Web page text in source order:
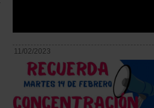
11/02/2023